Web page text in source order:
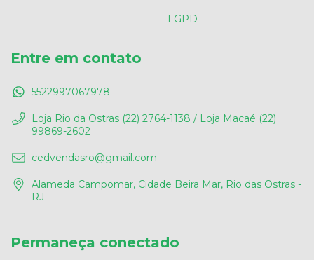
LGPD
Entre em contato
5522997067978
Loja Rio da Ostras (22) 2764-1138 / Loja Macaé (22)
99869-2602
cedvendasro@gmail.com
Alameda Campomar, Cidade Beira Mar, Rio das Ostras -
RJ
Permaneça conectado